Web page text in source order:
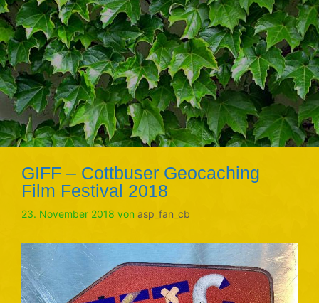
GIFF – Cottbuser Geocaching
Film Festival 2018
23. November 2018 von asp_fan_cb